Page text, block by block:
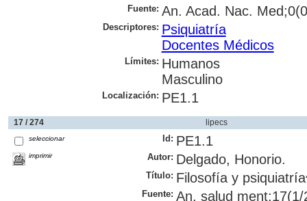
Fuente: An. Acad. Nac.
Descriptores: Psiquiatría
Docentes Médicos
Límites: Humanos
Masculino
Localización: PE1.1
17 / 274 lipecs
seleccionar
imprimir
Id: PE1.1
Autor: Delgado, Honorio.
Título: Filosofía y
Fuente: An. salud